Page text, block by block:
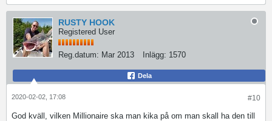
RUSTY HOOK
Registered User
Reg.datum: Mar 2013 Inlägg: 1570
Dela
#10
2020-02-02, 17:08
God kväll, vilken Millionaire ska man kika på om man skall ha den till